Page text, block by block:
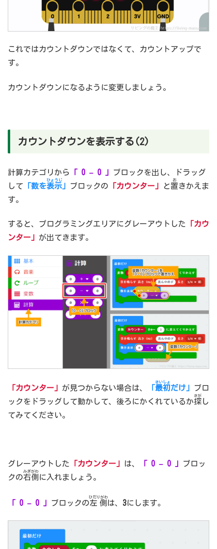
これではカウントダウンではなくて、カウントアップで
す。
カウントダウンになるように変更しましょう。
カウントダウンを表示する(2)
計算カテゴリから 「 0 – 0 」
ブロックを出し、ドラッグ
して 「数を表示
ひょうじ
ブロックの 「カウンター」 と置
お
きかえま
す。
すると、プログラミングエリアにグレーアウトした
「カウ
ンター」 が出てきます。
「カウンター」 が見つからない場合は、 「最初
さいしょ
だけ」
ブロ
ックをドラッグして動かして、後ろにかくれているか探
さが
し
てみてください。
グレーアウトした 「カウンター」 は、 「 0 – 0 」
ブロッ
クの右側
みぎがわ
に入れましょう。
「 0 – 0 」 ブロックの左側
ひだりがわ
は、 3にします。